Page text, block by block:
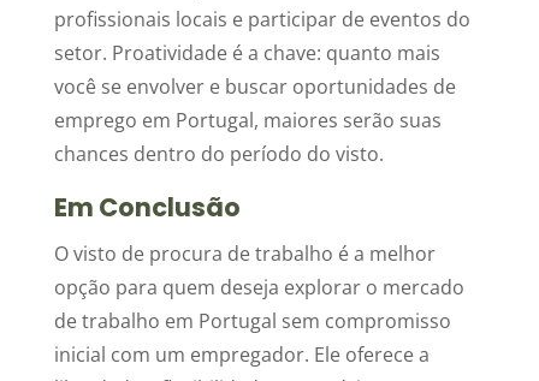
profissionais locais e participar de eventos do
setor. Proatividade é a chave: quanto mais
você se envolver e buscar oportunidades de
emprego em Portugal, maiores serão suas
chances dentro do período do visto.
Em Conclusão
O visto de procura de trabalho é a melhor
opção para quem deseja explorar o mercado
de trabalho em Portugal sem compromisso
inicial com um empregador. Ele oferece a